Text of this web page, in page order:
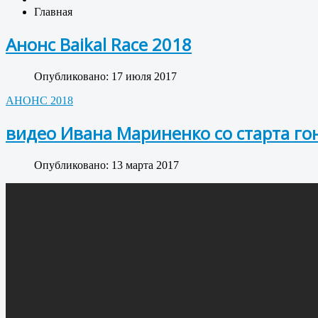
Главная
Анонс Baikal Race 2018
Опубликовано: 17 июля 2017
АНОНС 2018
видео Ивана Мариненко со старта
Опубликовано: 13 марта 2017